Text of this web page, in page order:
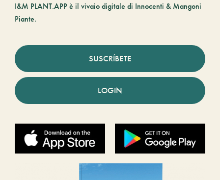
I&M PLANT.APP è il vivaio digitale di Innocenti & Mangoni
Piante.
SUSCRÍBETE
LOGIN